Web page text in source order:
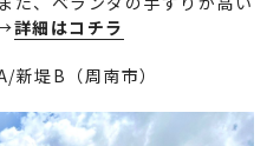
詳細はコチラ
新堤B（周南市）